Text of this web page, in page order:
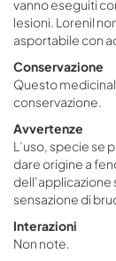
vanno eseguiti
lesioni. Lorenil
asportabile con
Conservazione
Questo
conservazione.
Avvertenze
L’uso, specie se
dare origine a
dell’applicazione
sensazione di
Interazioni
Non note.